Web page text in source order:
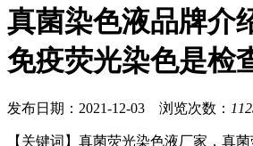
真菌染色液品牌介
免疫荧光染色是检
发布日期：2021-12-03 浏览次数：
【关键词】真菌荧光染色液厂家，真